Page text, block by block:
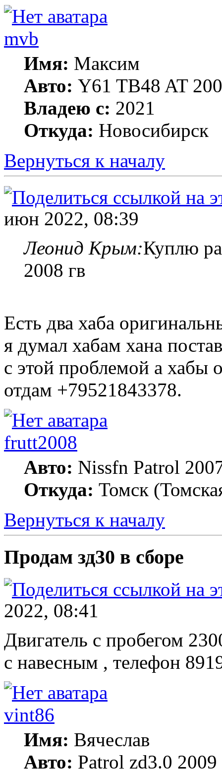
mvb
Имя: Максим
Авто: Y61 TB48 AT
Владею с: 2021
Откуда: Новосибирск
Вернуться к началу
июн 2022, 08:39
Леонид Крым:Куплю
2008 гв
Есть два хаба
я думал хабам хана
с этой проблемой а хабы
отдам +79521843378.
frutt2008
Авто: Nissfn Patrol
Откуда: Томск
Вернуться к началу
Продам зд30 в сборе
2022, 08:41
Двигатель с пробегом
с навесным , телефон
vint86
Имя: Вячеслав
Авто: Patrol zd3.0 2009